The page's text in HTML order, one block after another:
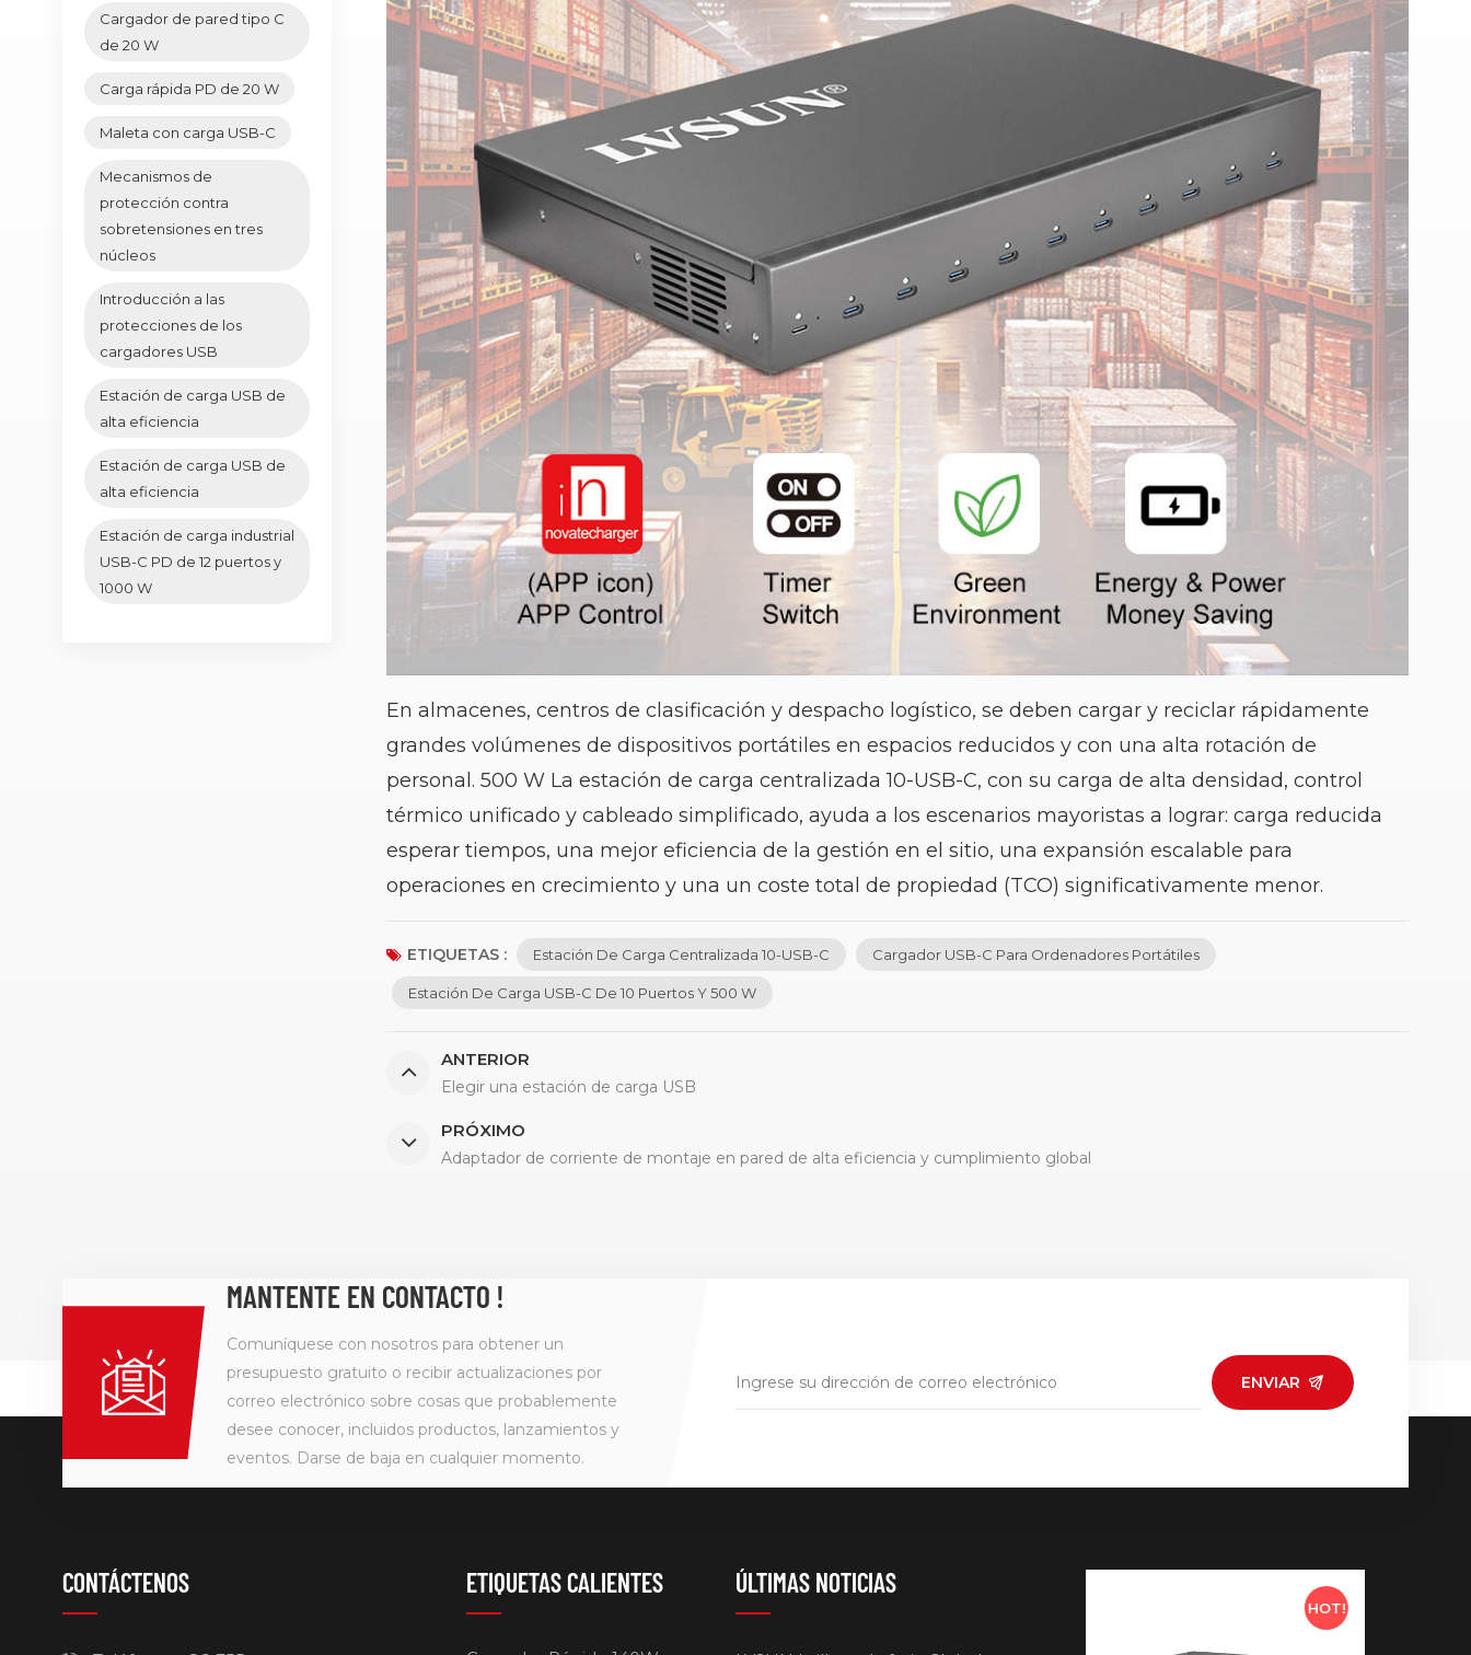
En almacenes, centros de clasificación y despacho logístico, se deben cargar y reciclar rápidamente
grandes volúmenes de dispositivos portátiles en espacios reducidos y con una alta rotación de
personal. 500 W La estación de carga centralizada 10-USB-C, con su carga de alta densidad, control
térmico unificado y cableado simplificado, ayuda a los escenarios mayoristas a lograr: carga reducida
esperar tiempos, una mejor eficiencia de la gestión en el sitio, una expansión escalable para
operaciones en crecimiento y una un coste total de propiedad (TCO) significativamente menor.
ETIQUETAS : Estación De Carga Centralizada 10-USB-C Cargador USB-C Para Ordenadores Portátiles
Estación De Carga USB-C De 10 Puertos Y 500 W
ANTERIOR
Elegir una estación de carga USB
PRÓXIMO
Adaptador de corriente de montaje en pared de alta eficiencia y cumplimiento global
Cargador de pared tipo C
de 20 W
Carga rápida PD de 20 W
Maleta con carga USB-C
Mecanismos de
protección contra
sobretensiones en tres
núcleos
Introducción a las
protecciones de los
cargadores USB
Estación de carga USB de
alta eficiencia
Estación de carga USB de
alta eficiencia
Estación de carga industrial
USB-C PD de 12 puertos y
1000 W
MANTENTE EN CONTACTO !
Comuníquese con nosotros para obtener un
presupuesto gratuito o recibir actualizaciones por
correo electrónico sobre cosas que probablemente
desee conocer, incluidos productos, lanzamientos y
eventos. Darse de baja en cualquier momento.
ENVIAR
CONTÁCTENOS ETIQUETAS CALIENTES ÚLTIMAS NOTICIAS
HOT!